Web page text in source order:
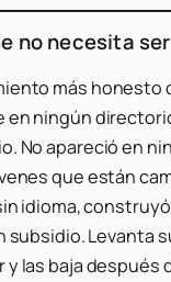
no necesita
más honesto
en ningún
No apareció en
que están
idioma,
subsidio. Levanta
y las baja después